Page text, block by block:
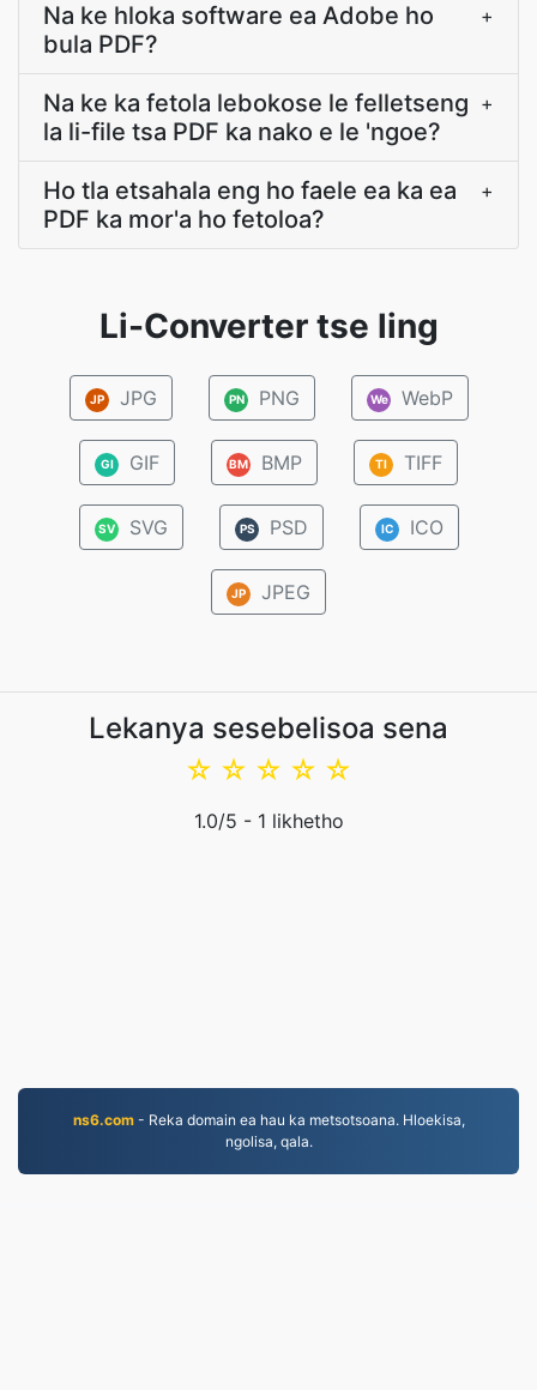
Na ke hloka software ea Adobe ho
bula PDF?
+
Na ke ka fetola lebokose le felletseng
la li-file tsa PDF ka nako e le 'ngoe?
+
Ho tla etsahala eng ho faele ea ka ea
PDF ka mor'a ho fetoloa?
+
Li-Converter tse ling
JP JPG PN PNG We WebP
GI GIF BM BMP TI TIFF
SV SVG PS PSD IC ICO
JP JPEG
Lekanya sesebelisoa sena
☆
☆
☆
☆
☆
1.0/5 - 1 likhetho
ns6.com- Reka domain ea hau ka metsotsoana. Hloekisa,
ngolisa, qala.